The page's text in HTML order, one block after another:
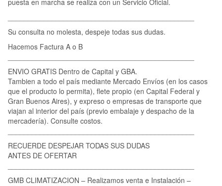
Su consulta no molesta, despeje todas sus dudas.
Hacemos Factura A o B
ENVIO GRATIS Dentro de Capital y GBA.
Tambien a todo el país mediante Mercado Envíos (en los casos
que el producto lo permita), flete propio (en Capital Federal y
Gran Buenos Aires), y expreso o empresas de transporte que
viajan al interior del país (previo embalaje y despacho de la
mercadería). Consulte costos.
RECUERDE DESPEJAR TODAS SUS DUDAS
ANTES DE OFERTAR
GMB CLIMATIZACION – Realizamos venta e Instalación –